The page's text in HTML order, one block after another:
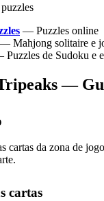
— Puzzles online
— Mahjong solitaire e
Puzzles de Sudoku e
—
cartas da zona de
cartas